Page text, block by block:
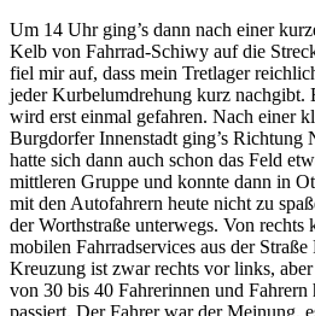
Um 14 Uhr ging’s dann nach einer
Kelb von Fahrrad-Schiwy auf die
fiel mir auf, dass mein Tretlager
jeder Kurbelumdrehung kurz nachgibt.
wird erst einmal gefahren. Nach einer
Burgdorfer Innenstadt ging’s Richtung
hatte sich dann auch schon das Feld
mittleren Gruppe und konnte dann in
mit den Autofahrern heute nicht zu
der Worthstraße unterwegs. Von rechts
mobilen Fahrradservices aus der
Kreuzung ist zwar rechts vor links,
von 30 bis 40 Fahrerinnen und Fahrern
passiert. Der Fahrer war der Meinung,